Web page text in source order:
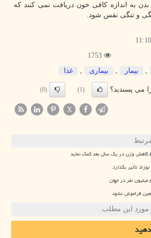
به اندازه کافی خون دریافت نمی کنند که
و تنگی نفس شود.
, بیمار , بیماری , غذا
می پسندید؟ (1)
(0)
X
تأثیر بگذارد
مورد این مطلب